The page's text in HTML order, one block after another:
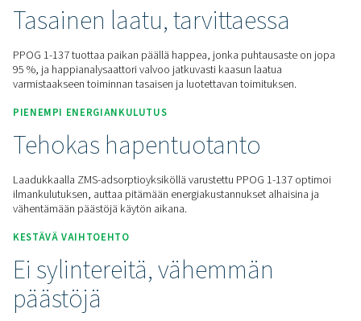
Pyydä tarjous
Happigeneraattorit
PSA-Happigeneraattorit
LUOTETTAVA HAPENSYÖTTÖ
Tasainen laatu,
PPOG 1-137 tuottaa paikan päällä happea, jonka
95 %, ja happianalysaattori valvoo jatkuvasti kaasun laatua
varmistaakseen toiminnan tasaisen ja luotettavan